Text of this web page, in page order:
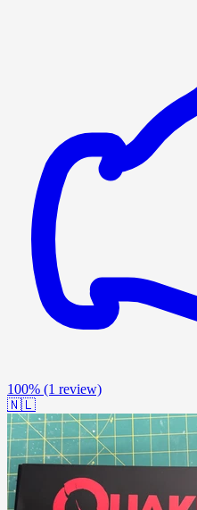
100% (1 review)
🇳🇱